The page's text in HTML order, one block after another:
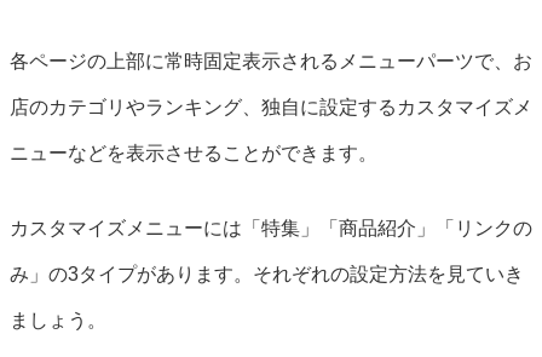
各ページの上部に常時固定表示されるメニューパーツで、お
店のカテゴリやランキング、独自に設定するカスタマイズメ
ニューなどを表示させることができます。
カスタマイズメニューには「特集」「商品紹介」「リンクの
み」の3タイプがあります。それぞれの設定方法を見ていき
ましょう。